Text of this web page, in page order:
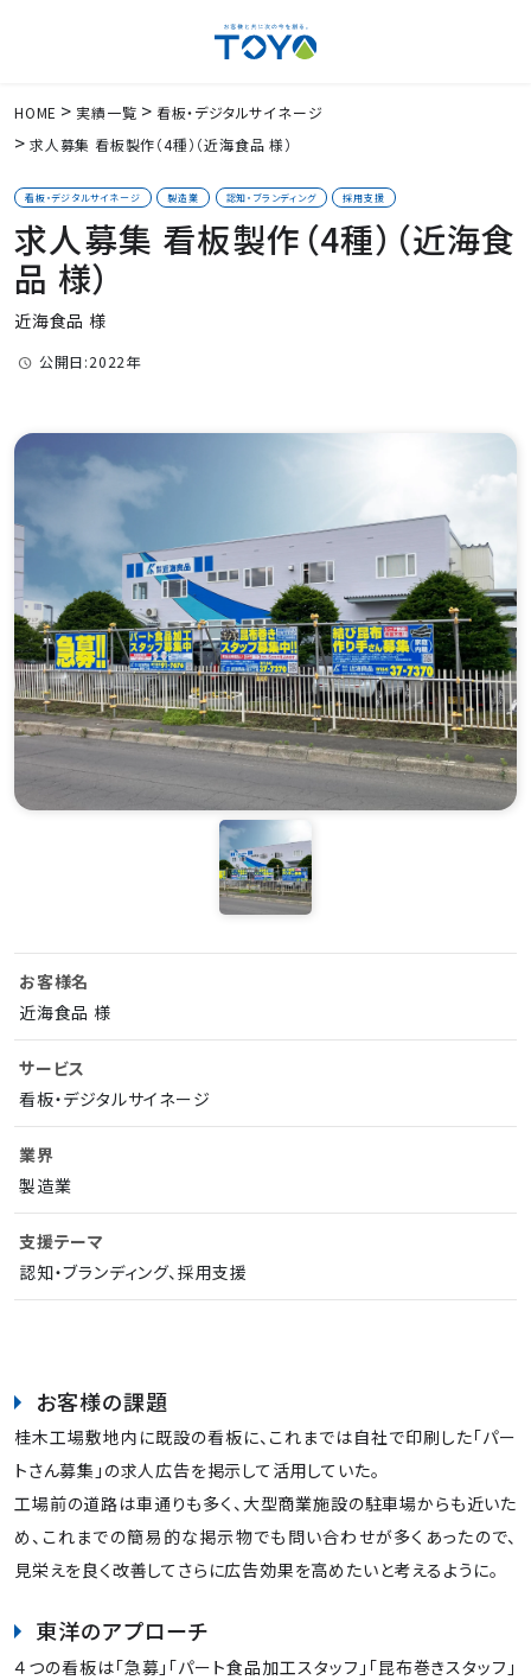
HOME 実績一覧
看板・デジタルサイネージ
求人募集 看板製作（4種）（近海食品 様）
看板・デジタルサイネージ 製造業 認知・ブランディング 採用支援
求人募集 看板製作（4種）（近海食
品 様）
近海食品 様
公開日:2022年
お客様名
近海食品 様
サービス
看板・デジタルサイネージ
業界
製造業
支援テーマ
認知・ブランディング、採用支援
お客様の課題
桂木工場敷地内に既設の看板に、これまでは自社で印刷した「パー
トさん募集」の求人広告を掲示して活用していた。
工場前の道路は車通りも多く、大型商業施設の駐車場からも近いた
め、これまでの簡易的な掲示物でも問い合わせが多くあったので、
見栄えを良く改善してさらに広告効果を高めたいと考えるように。
東洋のアプローチ
４つの看板は「急募」「パート食品加工スタッフ」「昆布巻きスタッフ」